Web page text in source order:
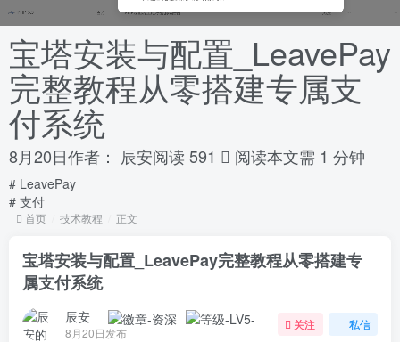
宝塔安装与配置_LeavePay
完整教程从零搭建专属支
付系统
8月20日作者： 辰安阅读 591 阅读本文需 1 分钟
# LeavePay
# 支付
首页 技术教程 正文
宝塔安装与配置_LeavePay完整教程从零搭建专
属支付系统
辰安
8月20日发布
关注 私信